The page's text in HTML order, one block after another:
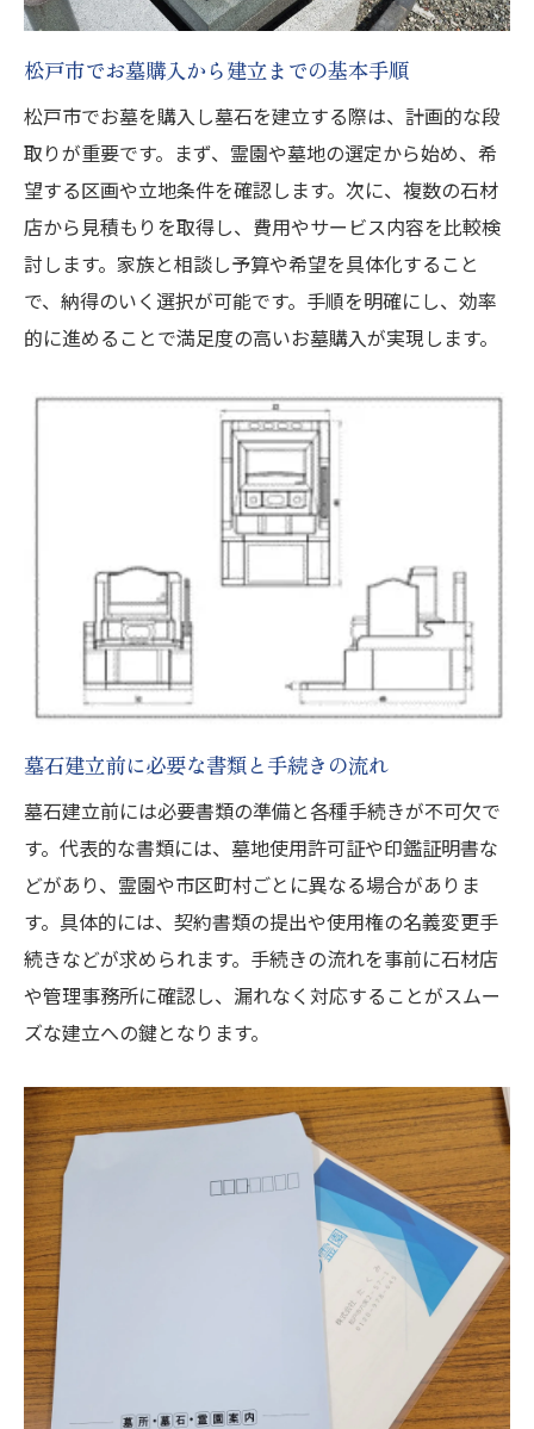
松戸市でお墓購入から建立までの基本手順
松戸市でお墓を購入し墓石を建立する際は、計画的な段
取りが重要です。まず、霊園や墓地の選定から始め、希
望する区画や立地条件を確認します。次に、複数の石材
店から見積もりを取得し、費用やサービス内容を比較検
討します。家族と相談し予算や希望を具体化すること
で、納得のいく選択が可能です。手順を明確にし、効率
的に進めることで満足度の高いお墓購入が実現します。
墓石建立前に必要な書類と手続きの流れ
墓石建立前には必要書類の準備と各種手続きが不可欠で
す。代表的な書類には、墓地使用許可証や印鑑証明書な
どがあり、霊園や市区町村ごとに異なる場合がありま
す。具体的には、契約書類の提出や使用権の名義変更手
続きなどが求められます。手続きの流れを事前に石材店
や管理事務所に確認し、漏れなく対応することがスムー
ズな建立への鍵となります。